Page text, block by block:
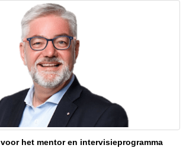
het mentor en intervisieprogramma